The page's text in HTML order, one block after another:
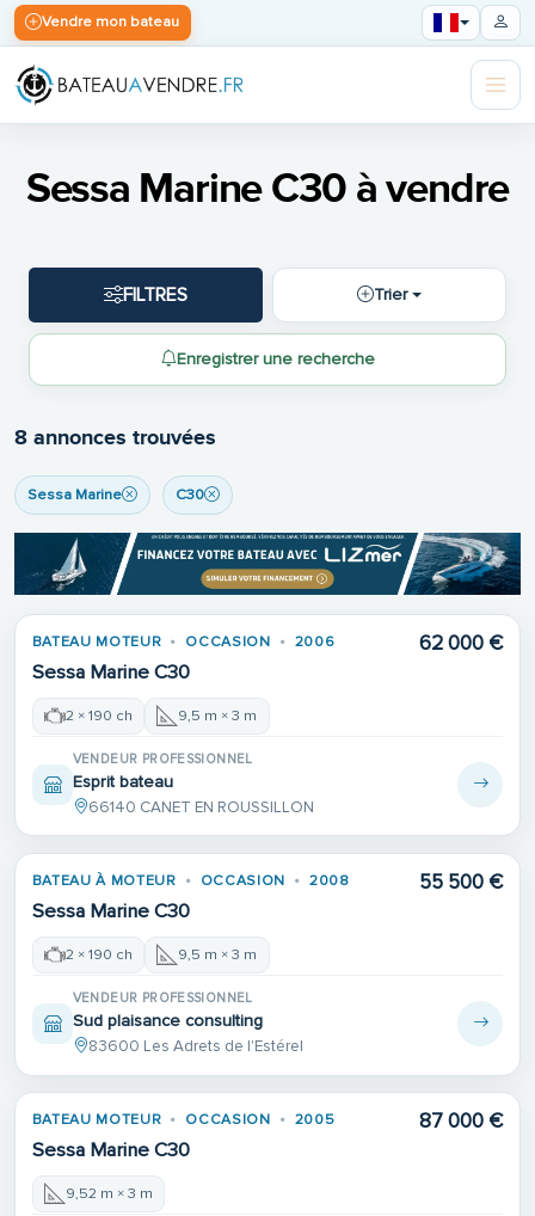
Vendre mon bateau
Sessa Marine C30 à vendre
FILTRES Trier
Enregistrer une recherche
8 annonces trouvées
Sessa Marine C30
BATEAU MOTEUR OCCASION 2006
Sessa Marine C30
62 000 €
2 × 190 ch 9,5 m × 3 m
VENDEUR PROFESSIONNEL
Esprit bateau
66140 CANET EN ROUSSILLON
BATEAU À MOTEUR OCCASION 2008
Sessa Marine C30
55 500 €
2 × 190 ch 9,5 m × 3 m
VENDEUR PROFESSIONNEL
Sud plaisance consulting
83600 Les Adrets de l'Estérel
BATEAU MOTEUR OCCASION 2005
Sessa Marine C30
87 000 €
9,52 m × 3 m